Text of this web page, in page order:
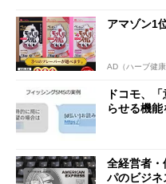
アマゾン1
AD（ハーブ健康
ドコモ、
らせる機
全経営者・
パのビジネ